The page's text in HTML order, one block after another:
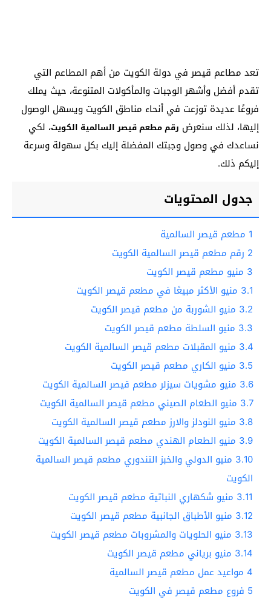
تعد مطاعم قيصر في دولة الكويت من أهم المطاعم التي
تقدم أفضل وأشهر الوجبات والمأكولات المتنوعة، حيث يملك
فروعًا عديدة توزعت في أنحاء مناطق الكويت ويسهل الوصول
إليها، لذلك سنعرض رقم مطعم قيصر السالمية الكويت، لكي
نساعدك في وصول وجبتك المفضلة إليك بكل سهولة وسرعة
إليكم ذلك.
جدول المحتويات
1 مطعم قيصر السالمية
2 رقم مطعم قيصر السالمية الكويت
3 منيو مطعم قيصر الكويت
3.1 منيو الأكثر مبيعًا في مطعم قيصر الكويت
3.2 منيو الشوربة من مطعم قيصر الكويت
3.3 منيو السلطة مطعم قيصر الكويت
3.4 منيو المقبلات مطعم قيصر السالمية الكويت
3.5 منيو الكاري مطعم قيصر الكويت
3.6 منيو مشويات سيزلر مطعم قيصر السالمية الكويت
3.7 منيو الطعام الصيني مطعم قيصر السالمية الكويت
3.8 منيو النودلز والارز مطعم قيصر السالمية الكويت
3.9 منيو الطعام الهندي مطعم قيصر السالمية الكويت
3.10 منيو الدولي والخبز التندوري مطعم قيصر السالمية
الكويت
3.11 منيو شكهاري النباتية مطعم قيصر الكويت
3.12 منيو الأطباق الجانبية مطعم قيصر الكويت
3.13 منيو الحلويات والمشروبات مطعم قيصر الكويت
3.14 منيو برياني مطعم قيصر الكويت
4 مواعيد عمل مطعم قيصر السالمية
5 فروع مطعم قيصر في الكويت